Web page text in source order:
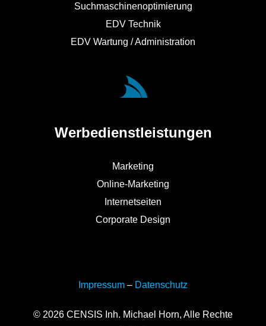
Suchmaschinenoptimierung
EDV Technik
EDV Wartung / Administration
Werbedienstleistungen
Marketing
Online-Marketing
Internetseiten
Corporate Design
Impressum – Datenschutz
© 2026 CENSIS Inh. Michael Horn, Alle Rechte